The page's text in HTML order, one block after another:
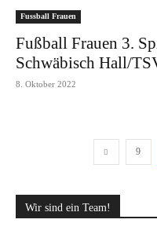
Fussball Frauen
Fußball Frauen 3.
Schwäbisch Hall/
8. Oktober 2022
9
Wir sind ein Team!